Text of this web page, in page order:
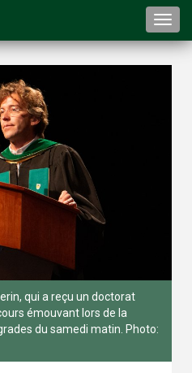
qui a reçu un doctorat
émouvant lors de la
du samedi matin. Photo: